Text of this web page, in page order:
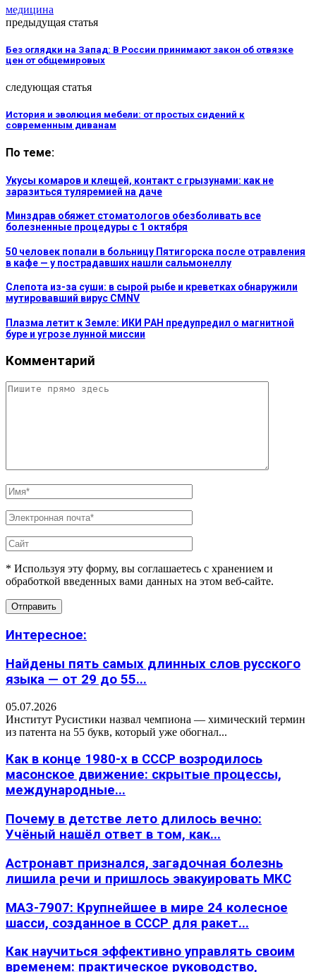
медицина
предыдущая статья
Без оглядки на Запад: В России принимают закон об отвязке
цен от общемировых
следующая статья
История и эволюция мебели: от простых сидений к
современным диванам
По теме:
Укусы комаров и клещей, контакт с грызунами: как не
заразиться туляремией на даче
Минздрав обяжет стоматологов обезболивать все
болезненные процедуры с 1 октября
50 человек попали в больницу Пятигорска после отравления
в кафе — у пострадавших нашли сальмонеллу
Слепота из-за суши: в сырой рыбе и креветках обнаружили
мутировавший вирус CMNV
Плазма летит к Земле: ИКИ РАН предупредил о магнитной
буре и угрозе лунной миссии
Комментарий
* Используя эту форму, вы соглашаетесь с хранением и
обработкой введенных вами данных на этом веб-сайте.
Интересное:
Найдены пять самых длинных слов русского
языка — от 29 до 55...
05.07.2026
Институт Русистики назвал чемпиона — химический термин
из патента на 55 букв, который уже обогнал...
Как в конце 1980-х в СССР возродилось
масонское движение: скрытые процессы,
международные...
Почему в детстве лето длилось вечно:
Учёный нашёл ответ в том, как...
Астронавт признался, загадочная болезнь
лишила речи и пришлось эвакуировать МКС
МАЗ-7907: Крупнейшее в мире 24 колесное
шасси, созданное в СССР для ракет...
Как научиться эффективно управлять своим
временем: практическое руководство,